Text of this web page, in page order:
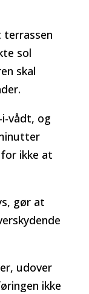
sol
skal
vådt, og
ikke at
gør at
udover
ikke